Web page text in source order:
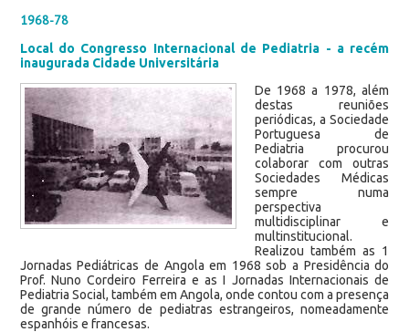
1968-78
Local do Congresso Internacional de Pediatria - a recém
inaugurada Cidade Universitária
De 1968 a 1978, além
destas reuniões
periódicas, a Sociedade
Portuguesa de
Pediatria procurou
colaborar com outras
Sociedades Médicas
sempre numa
perspectiva
multidisciplinar e
multinstitucional.
Realizou também as 1
Jornadas Pediátricas de Angola em 1968 sob a Presidência do
Prof. Nuno Cordeiro Ferreira e as I Jornadas Internacionais de
Pediatria Social, também em Angola, onde contou com a presença
de grande número de pediatras estrangeiros, nomeadamente
espanhóis e francesas.